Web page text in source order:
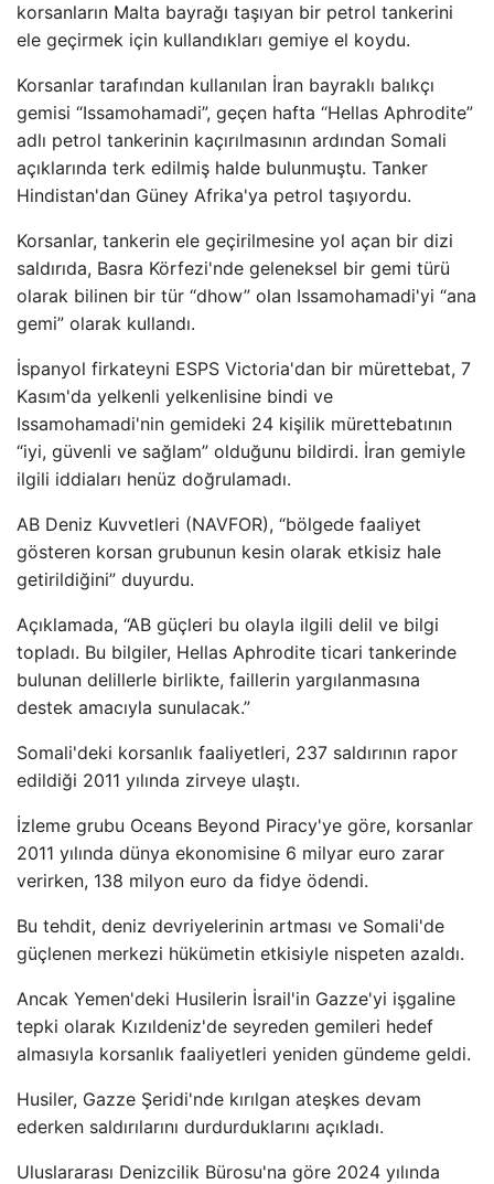
korsanların Malta bayrağı taşıyan bir petrol tankerini
ele geçirmek için kullandıkları gemiye el koydu.
Korsanlar tarafından kullanılan İran bayraklı balıkçı
gemisi “Issamohamadi”, geçen hafta “Hellas Aphrodite”
adlı petrol tankerinin kaçırılmasının ardından Somali
açıklarında terk edilmiş halde bulunmuştu. Tanker
Hindistan'dan Güney Afrika'ya petrol taşıyordu.
Korsanlar, tankerin ele geçirilmesine yol açan bir dizi
saldırıda, Basra Körfezi'nde geleneksel bir gemi türü
olarak bilinen bir tür “dhow” olan Issamohamadi'yi “ana
gemi” olarak kullandı.
İspanyol firkateyni ESPS Victoria'dan bir mürettebat, 7
Kasım'da yelkenli yelkenlisine bindi ve
Issamohamadi'nin gemideki 24 kişilik mürettebatının
“iyi, güvenli ve sağlam” olduğunu bildirdi. İran gemiyle
ilgili iddiaları henüz doğrulamadı.
AB Deniz Kuvvetleri (NAVFOR), “bölgede faaliyet
gösteren korsan grubunun kesin olarak etkisiz hale
getirildiğini” duyurdu.
Açıklamada, “AB güçleri bu olayla ilgili delil ve bilgi
topladı. Bu bilgiler, Hellas Aphrodite ticari tankerinde
bulunan delillerle birlikte, faillerin yargılanmasına
destek amacıyla sunulacak.”
Somali'deki korsanlık faaliyetleri, 237 saldırının rapor
edildiği 2011 yılında zirveye ulaştı.
İzleme grubu Oceans Beyond Piracy'ye göre, korsanlar
2011 yılında dünya ekonomisine 6 milyar euro zarar
verirken, 138 milyon euro da fidye ödendi.
Bu tehdit, deniz devriyelerinin artması ve Somali'de
güçlenen merkezi hükümetin etkisiyle nispeten azaldı.
Ancak Yemen'deki Husilerin İsrail'in Gazze'yi işgaline
tepki olarak Kızıldeniz'de seyreden gemileri hedef
almasıyla korsanlık faaliyetleri yeniden gündeme geldi.
Husiler, Gazze Şeridi'nde kırılgan ateşkes devam
ederken saldırılarını durdurduklarını açıkladı.
Uluslararası Denizcilik Bürosu'na göre 2024 yılında